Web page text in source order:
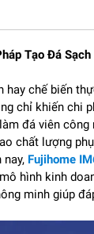
Tạo Đá
chế biến
chỉ khiến chi
đá viên
chất lượng
Fujihome
hình kinh
minh giúp